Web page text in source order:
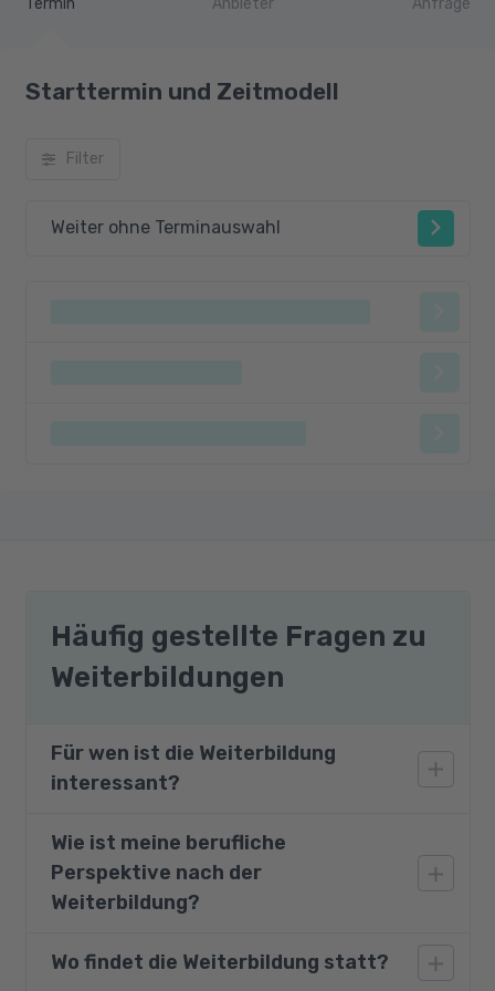
Starttermin und Zeitmodell
Filter
Weiter ohne Terminauswahl
Häufig gestellte Fragen zu
Weiterbildungen
Für wen ist die Weiterbildung
interessant?
Die Weiterbildung richtet sich an Personen, die
einen Einstieg in den spannenden Sektor des
Webseiten-Designs mit HTML und CSS und in
oder bereits im Bereich der IT tätig sind, ggf.
Wie ist meine berufliche
Perspektive nach der
Weiterbildung?
Software-Entwickler müssen heute
Wo findet die Weiterbildung statt?